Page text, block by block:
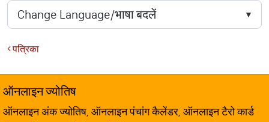
पत्रिका
ऑनलाइन ज्योतिष
ऑनलाइन अंक ज्योतिष, ऑनलाइन पंचांग कैलेंडर, ऑनलाइन टैरो कार्ड